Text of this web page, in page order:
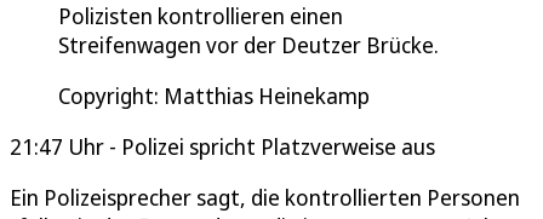
Polizisten kontrollieren einen
Streifenwagen vor der Deutzer Brücke.
Copyright: Matthias Heinekamp
21:47 Uhr - Polizei spricht Platzverweise aus
Ein Polizeisprecher sagt, die kontrollierten Personen